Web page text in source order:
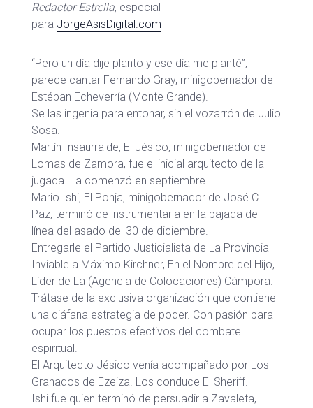
Redactor Estrella, especial
para JorgeAsisDigital.com
“Pero un día dije planto y ese día me planté”,
parece cantar Fernando Gray, minigobernador de
Estéban Echeverría (Monte Grande).
Se las ingenia para entonar, sin el vozarrón de Julio
Sosa.
Martín Insaurralde, El Jésico, minigobernador de
Lomas de Zamora, fue el inicial arquitecto de la
jugada. La comenzó en septiembre.
Mario Ishi, El Ponja, minigobernador de José C.
Paz, terminó de instrumentarla en la bajada de
línea del asado del 30 de diciembre.
Entregarle el Partido Justicialista de La Provincia
Inviable a Máximo Kirchner, En el Nombre del Hijo,
Líder de La (Agencia de Colocaciones) Cámpora.
Trátase de la exclusiva organización que contiene
una diáfana estrategia de poder. Con pasión para
ocupar los puestos efectivos del combate
espiritual.
El Arquitecto Jésico venía acompañado por Los
Granados de Ezeiza. Los conduce El Sheriff.
Ishi fue quien terminó de persuadir a Zavaleta,